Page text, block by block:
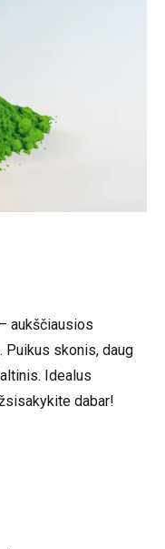
aukščiausios
Puikus skonis, daug
Idealus
dabar!